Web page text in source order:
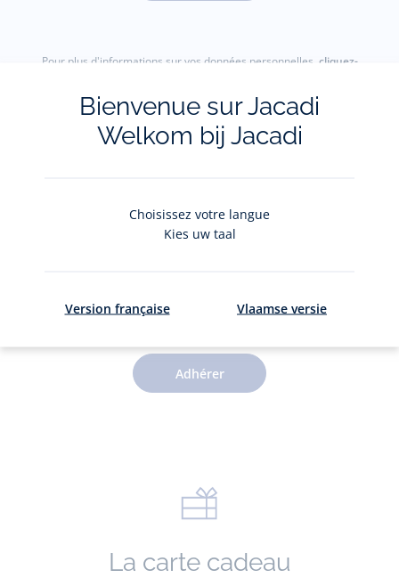
Pour plus d'informations sur vos données personnelles, cliquez-
Adhérer
La carte cadeau
Bienvenue sur Jacadi
Welkom bij Jacadi
Choisissez votre langue
Kies uw taal
Version française Vlaamse versie